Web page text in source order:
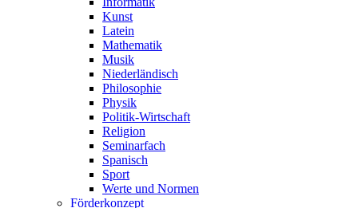
Kunst
Latein
Mathematik
Musik
Niederländisch
Philosophie
Physik
Politik-Wirtschaft
Religion
Seminarfach
Spanisch
Sport
Werte und Normen
Förderkonzept